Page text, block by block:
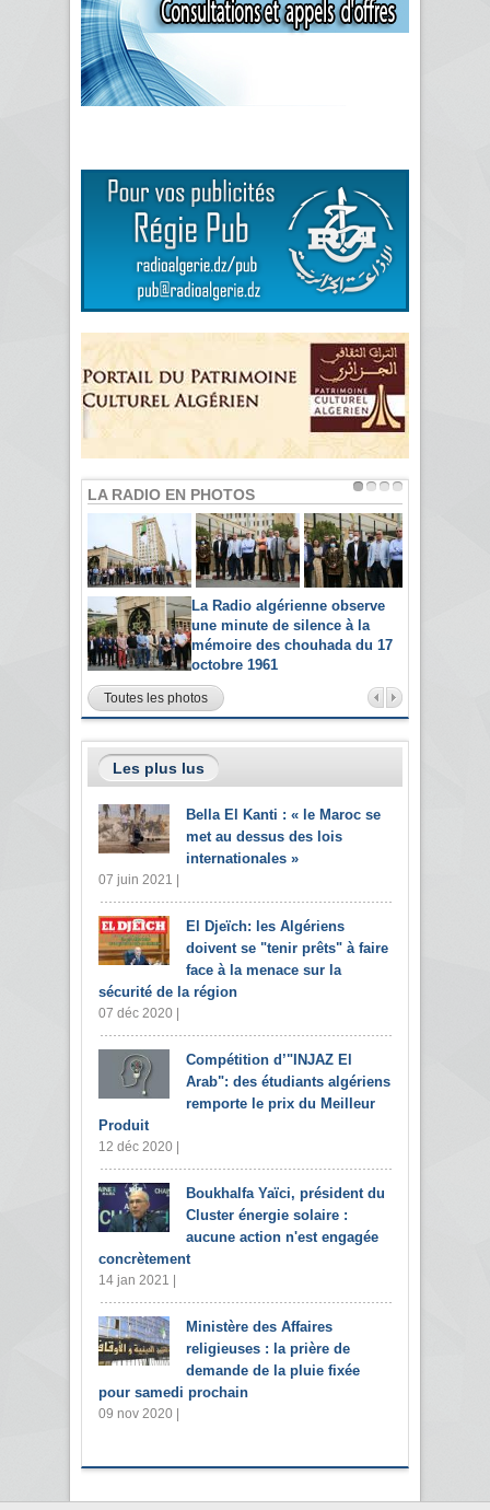
LA RADIO EN PHOTOS
La Radio algérienne observe
une minute de silence à la
mémoire des chouhada du 17
octobre 1961
Toutes les photos
Les plus lus
Bella El Kanti : « le Maroc se
met au dessus des lois
internationales »
07 juin 2021 |
El Djeïch: les Algériens
doivent se "tenir prêts" à faire
face à la menace sur la
sécurité de la région
07 déc 2020 |
Compétition d’"INJAZ El
Arab": des étudiants algériens
remporte le prix du Meilleur
Produit
12 déc 2020 |
Boukhalfa Yaïci, président du
Cluster énergie solaire :
aucune action n'est engagée
concrètement
14 jan 2021 |
Ministère des Affaires
religieuses : la prière de
demande de la pluie fixée
pour samedi prochain
09 nov 2020 |